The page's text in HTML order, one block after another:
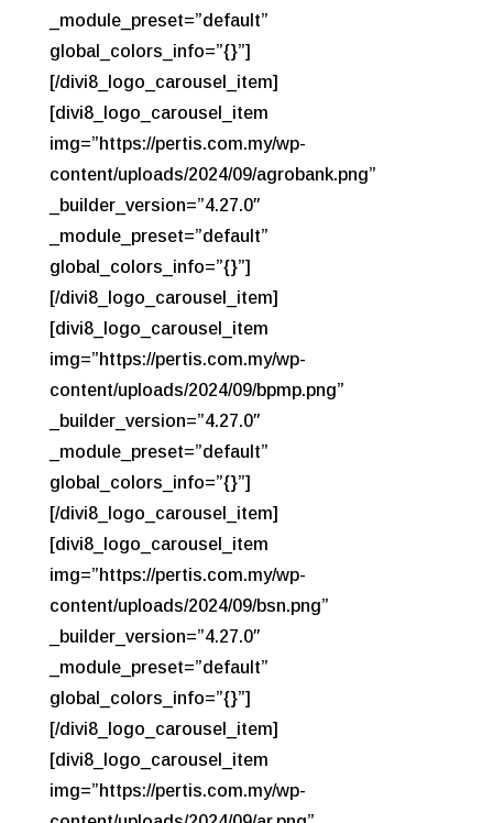
_module_preset=”default”
global_colors_info=”{}”]
[/divi8_logo_carousel_item]
[divi8_logo_carousel_item
img=”https://pertis.com.my/wp-
content/uploads/2024/09/agrobank.png”
_builder_version=”4.27.0″
_module_preset=”default”
global_colors_info=”{}”]
[/divi8_logo_carousel_item]
[divi8_logo_carousel_item
img=”https://pertis.com.my/wp-
content/uploads/2024/09/bpmp.png”
_builder_version=”4.27.0″
_module_preset=”default”
global_colors_info=”{}”]
[/divi8_logo_carousel_item]
[divi8_logo_carousel_item
img=”https://pertis.com.my/wp-
content/uploads/2024/09/bsn.png”
_builder_version=”4.27.0″
_module_preset=”default”
global_colors_info=”{}”]
[/divi8_logo_carousel_item]
[divi8_logo_carousel_item
img=”https://pertis.com.my/wp-